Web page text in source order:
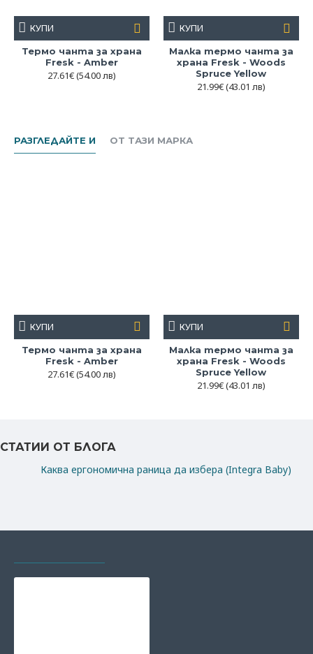
Термо чанта за храна
Fresk - Amber
27.61€(54.00 лв)
КУПИ
Малка термо чанта за
храна Fresk - Woods
Spruce Yellow
21.99€(43.01 лв)
КУПИ
РАЗГЛЕДАЙТЕ И ОТ ТАЗИ МАРКА
Термо чанта за храна
Fresk - Amber
27.61€(54.00 лв)
КУПИ
Малка термо чанта за
храна Fresk - Woods
Spruce Yellow
21.99€(43.01 лв)
КУПИ
СТАТИИ ОТ БЛОГА
Каква ергономична раница да избера (Integra Baby)